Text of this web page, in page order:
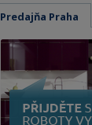
Predajňa Praha